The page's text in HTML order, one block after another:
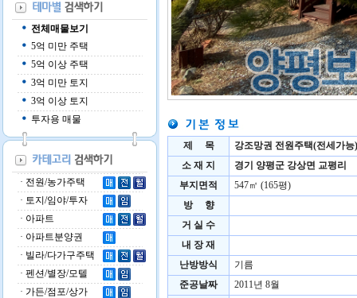
"임대차보호법 개정…
경기도의 명품신도시…
양평 아파트 투자 매…
땅과 겸손(humility…
세금정책 알아야 돈번…
세금정책 알아야 돈…
양평 땅 투자 성공법…
땅값은 3000만원인데 뒷…
땅도 가꿀줄 알아야…
땅도 틈새시장을 알아…
땅도 잘 골라야 돈된…
양평 길따라 돈보인다…
투자자 발길 잦은 양…
개업한지 1년만에 점…
전체매물보기
5억 미만 주택
5억 이상 주택
3억 미만 토지
3억 이상 토지
투자용 매물
· 전원/농가주택
· 토지/임야/투자
· 아파트
· 아파트분양권
· 빌라/다가구주택
· 펜션/별장/모텔
· 가든/점포/상가
제 목
강조망권 전원주택(전세가
소 재 지
경기 양평군 강상면 교평리
부지면적
547㎡ (165평)
방 향
거 실 수
내 장 재
난방방식
기름
준공날짜
2011년 8월